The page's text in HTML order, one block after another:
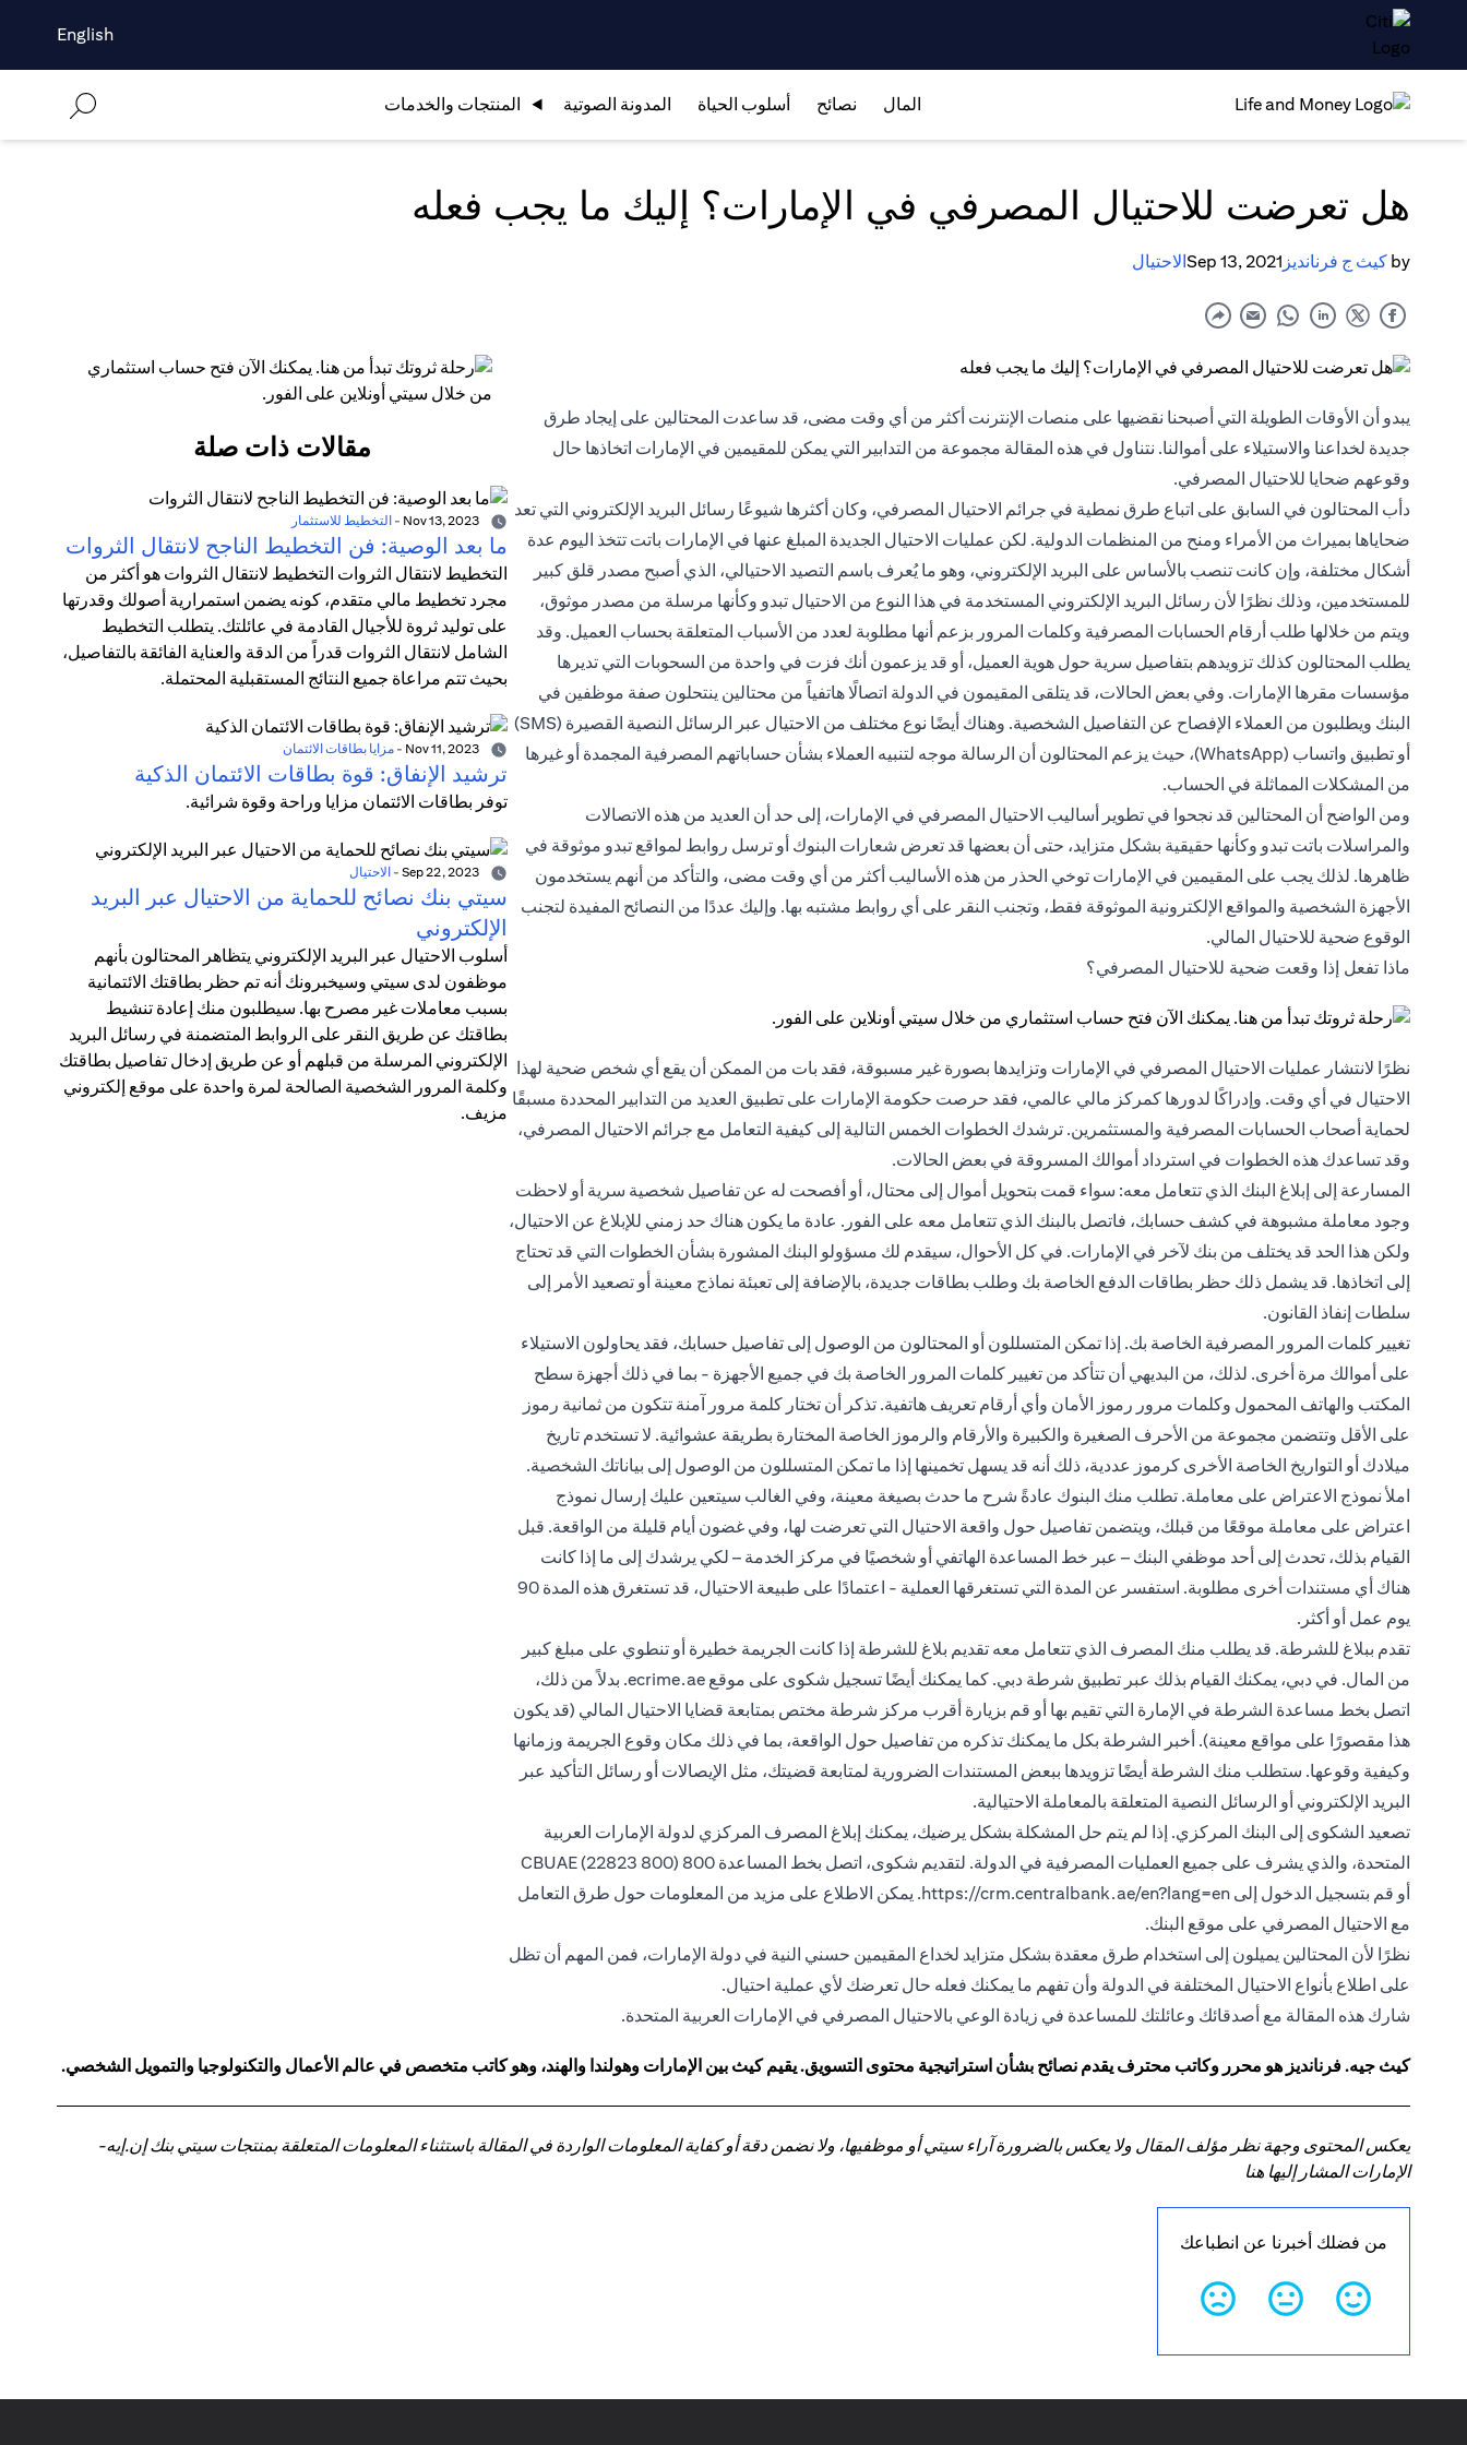
English
المال نصائح أسلوب الحياة المدونة الصوتية المنتجات والخدمات
هل تعرضت للاحتيال المصرفي في الإمارات؟ إليك ما يجب فعله
by كيث ج فرنانديز Sep 13, 2021الاحتيال
يبدو أن الأوقات الطويلة التي أصبحنا نقضيها على منصات الإنترنت أكثر من أي وقت مضى، قد ساعدت المحتالين على إيجاد طرق
جديدة لخداعنا والاستيلاء على أموالنا. نتناول في هذه المقالة مجموعة من التدابير التي يمكن للمقيمين في الإمارات اتخاذها حال
وقوعهم ضحايا للاحتيال المصرفي.
دأب المحتالون في السابق على اتباع طرق نمطية في جرائم الاحتيال المصرفي، وكان أكثرها شيوعًا رسائل البريد الإلكتروني التي تعد
ضحاياها بميراث من الأمراء ومنح من المنظمات الدولية. لكن عمليات الاحتيال الجديدة المبلغ عنها في الإمارات باتت تتخذ اليوم عدة
أشكال مختلفة، وإن كانت تنصب بالأساس على البريد الإلكتروني، وهو ما يُعرف باسم التصيد الاحتيالي، الذي أصبح مصدر قلق كبير
للمستخدمين، وذلك نظرًا لأن رسائل البريد الإلكتروني المستخدمة في هذا النوع من الاحتيال تبدو وكأنها مرسلة من مصدر موثوق،
ويتم من خلالها طلب أرقام الحسابات المصرفية وكلمات المرور بزعم أنها مطلوبة لعدد من الأسباب المتعلقة بحساب العميل. وقد
يطلب المحتالون كذلك تزويدهم بتفاصيل سرية حول هوية العميل، أو قد يزعمون أنك فزت في واحدة من السحوبات التي تديرها
مؤسسات مقرها الإمارات. وفي بعض الحالات، قد يتلقى المقيمون في الدولة اتصالًا هاتفياً من محتالين ينتحلون صفة موظفين في
البنك ويطلبون من العملاء الإفصاح عن التفاصيل الشخصية. وهناك أيضًا نوع مختلف من الاحتيال عبر الرسائل النصية القصيرة (SMS)
أو تطبيق واتساب (WhatsApp)، حيث يزعم المحتالون أن الرسالة موجه لتنبيه العملاء بشأن حساباتهم المصرفية المجمدة أو غيرها
من المشكلات المماثلة في الحساب.
ومن الواضح أن المحتالين قد نجحوا في تطوير أساليب الاحتيال المصرفي في الإمارات، إلى حد أن العديد من هذه الاتصالات
والمراسلات باتت تبدو وكأنها حقيقية بشكل متزايد، حتى أن بعضها قد تعرض شعارات البنوك أو ترسل روابط لمواقع تبدو موثوقة في
ظاهرها. لذلك يجب على المقيمين في الإمارات توخي الحذر من هذه الأساليب أكثر من أي وقت مضى، والتأكد من أنهم يستخدمون
الأجهزة الشخصية والمواقع الإلكترونية الموثوقة فقط، وتجنب النقر على أي روابط مشتبه بها. وإليك عددًا من النصائح المفيدة لتجنب
الوقوع ضحية للاحتيال المالي.
ماذا تفعل إذا وقعت ضحية للاحتيال المصرفي؟
نظرًا لانتشار عمليات الاحتيال المصرفي في الإمارات وتزايدها بصورة غير مسبوقة، فقد بات من الممكن أن يقع أي شخص ضحية لهذا
الاحتيال في أي وقت. وإدراكًا لدورها كمركز مالي عالمي، فقد حرصت حكومة الإمارات على تطبيق العديد من التدابير المحددة مسبقًا
لحماية أصحاب الحسابات المصرفية والمستثمرين. ترشدك الخطوات الخمس التالية إلى كيفية التعامل مع جرائم الاحتيال المصرفي،
وقد تساعدك هذه الخطوات في استرداد أموالك المسروقة في بعض الحالات.
المسارعة إلى إبلاغ البنك الذي تتعامل معه: سواء قمت بتحويل أموال إلى محتال، أو أفصحت له عن تفاصيل شخصية سرية أو لاحظت
وجود معاملة مشبوهة في كشف حسابك، فاتصل بالبنك الذي تتعامل معه على الفور. عادة ما يكون هناك حد زمني للإبلاغ عن الاحتيال،
ولكن هذا الحد قد يختلف من بنك لآخر في الإمارات. في كل الأحوال، سيقدم لك مسؤولو البنك المشورة بشأن الخطوات التي قد تحتاج
إلى اتخاذها. قد يشمل ذلك حظر بطاقات الدفع الخاصة بك وطلب بطاقات جديدة، بالإضافة إلى تعبئة نماذج معينة أو تصعيد الأمر إلى
سلطات إنفاذ القانون.
تغيير كلمات المرور المصرفية الخاصة بك. إذا تمكن المتسللون أو المحتالون من الوصول إلى تفاصيل حسابك، فقد يحاولون الاستيلاء
على أموالك مرة أخرى. لذلك، من البديهي أن تتأكد من تغيير كلمات المرور الخاصة بك في جميع الأجهزة - بما في ذلك أجهزة سطح
المكتب والهاتف المحمول وكلمات مرور رموز الأمان وأي أرقام تعريف هاتفية. تذكر أن تختار كلمة مرور آمنة تتكون من ثمانية رموز
على الأقل وتتضمن مجموعة من الأحرف الصغيرة والكبيرة والأرقام والرموز الخاصة المختارة بطريقة عشوائية. لا تستخدم تاريخ
ميلادك أو التواريخ الخاصة الأخرى كرموز عددية، ذلك أنه قد يسهل تخمينها إذا ما تمكن المتسللون من الوصول إلى بياناتك الشخصية.
املأ نموذج الاعتراض على معاملة. تطلب منك البنوك عادةً شرح ما حدث بصيغة معينة، وفي الغالب سيتعين عليك إرسال نموذج
اعتراض على معاملة موقعًا من قبلك، ويتضمن تفاصيل حول واقعة الاحتيال التي تعرضت لها، وفي غضون أيام قليلة من الواقعة. قبل
القيام بذلك، تحدث إلى أحد موظفي البنك – عبر خط المساعدة الهاتفي أو شخصيًا في مركز الخدمة – لكي يرشدك إلى ما إذا كانت
هناك أي مستندات أخرى مطلوبة. استفسر عن المدة التي تستغرقها العملية - اعتمادًا على طبيعة الاحتيال، قد تستغرق هذه المدة 90
يوم عمل أو أكثر.
تقدم ببلاغ للشرطة. قد يطلب منك المصرف الذي تتعامل معه تقديم بلاغ للشرطة إذا كانت الجريمة خطيرة أو تنطوي على مبلغ كبير
من المال. في دبي، يمكنك القيام بذلك عبر تطبيق شرطة دبي. كما يمكنك أيضًا تسجيل شكوى على موقع ecrime.ae. بدلاً من ذلك،
اتصل بخط مساعدة الشرطة في الإمارة التي تقيم بها أو قم بزيارة أقرب مركز شرطة مختص بمتابعة قضايا الاحتيال المالي (قد يكون
هذا مقصورًا على مواقع معينة). أخبر الشرطة بكل ما يمكنك تذكره من تفاصيل حول الواقعة، بما في ذلك مكان وقوع الجريمة وزمانها
وكيفية وقوعها. ستطلب منك الشرطة أيضًا تزويدها ببعض المستندات الضرورية لمتابعة قضيتك، مثل الإيصالات أو رسائل التأكيد عبر
البريد الإلكتروني أو الرسائل النصية المتعلقة بالمعاملة الاحتيالية.
تصعيد الشكوى إلى البنك المركزي. إذا لم يتم حل المشكلة بشكل يرضيك، يمكنك إبلاغ المصرف المركزي لدولة الإمارات العربية
المتحدة، والذي يشرف على جميع العمليات المصرفية في الدولة. لتقديم شكوى، اتصل بخط المساعدة 800 CBUAE (22823 800)
أو قم بتسجيل الدخول إلى https://crm.centralbank.ae/en?lang=en. يمكن الاطلاع على مزيد من المعلومات حول طرق التعامل
مع الاحتيال المصرفي على موقع البنك.
نظرًا لأن المحتالين يميلون إلى استخدام طرق معقدة بشكل متزايد لخداع المقيمين حسني النية في دولة الإمارات، فمن المهم أن تظل
على اطلاع بأنواع الاحتيال المختلفة في الدولة وأن تفهم ما يمكنك فعله حال تعرضك لأي عملية احتيال.
شارك هذه المقالة مع أصدقائك وعائلتك للمساعدة في زيادة الوعي بالاحتيال المصرفي في الإمارات العربية المتحدة.
مقالات ذات صلة
- التخطيط للاستثمار
ما بعد الوصية: فن التخطيط الناجح لانتقال الثروات
التخطيط لانتقال الثروات التخطيط لانتقال الثروات هو أكثر من
مجرد تخطيط مالي متقدم، كونه يضمن استمرارية أصولك وقدرتها
على توليد ثروة للأجيال القادمة في عائلتك. يتطلب التخطيط
الشامل لانتقال الثروات قدراً من الدقة والعناية الفائقة بالتفاصيل،
بحيث تتم مراعاة جميع النتائج المستقبلية المحتملة.
- مزايا بطاقات الائتمان
ترشيد الإنفاق: قوة بطاقات الائتمان الذكية
توفر بطاقات الائتمان مزايا وراحة وقوة شرائية.
- الاحتيال
سيتي بنك نصائح للحماية من الاحتيال عبر البريد
الإلكتروني
أسلوب الاحتيال عبر البريد الإلكتروني يتظاهر المحتالون بأنهم
موظفون لدى سيتي وسيخبرونك أنه تم حظر بطاقتك الائتمانية
بسبب معاملات غير مصرح بها. سيطلبون منك إعادة تنشيط
بطاقتك عن طريق النقر على الروابط المتضمنة في رسائل البريد
الإلكتروني المرسلة من قبلهم أو عن طريق إدخال تفاصيل بطاقتك
وكلمة المرور الشخصية الصالحة لمرة واحدة على موقع إلكتروني
مزيف.
كيث جيه. فرنانديز هو محرر وكاتب محترف يقدم نصائح بشأن استراتيجية محتوى التسويق. يقيم كيث بين الإمارات وهولندا والهند، وهو كاتب متخصص في عالم الأعمال والتكنولوجيا والتمويل الشخصي.
يعكس المحتوى وجهة نظر مؤلف المقال ولا يعكس بالضرورة آراء سيتي أو موظفيها، ولا نضمن دقة أو كفاية المعلومات الواردة في المقالة باستثناء المعلومات المتعلقة بمنتجات سيتي بنك إن.إيه-
الإمارات المشار إليها هنا
من فضلك أخبرنا عن انطباعك